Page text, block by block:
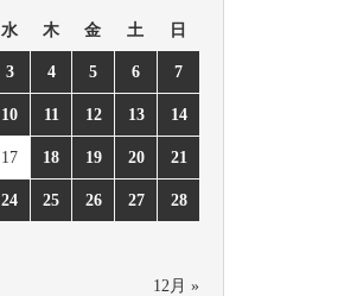
水 木 金 土 日
3 4 5 6 7
10 11 12 13 14
17 18 19 20 21
24 25 26 27 28
12月 »